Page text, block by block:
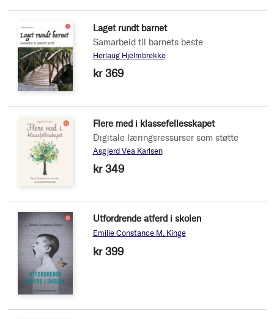
Laget rundt barnet
Samarbeid til barnets beste
Herlaug Hjelmbrekke
kr 369
Flere med i klassefellesskapet
Digitale læringsressurser som støtte
Asgjerd Vea Karlsen
kr 349
Utfordrende atferd i skolen
Emilie Constance M. Kinge
kr 399